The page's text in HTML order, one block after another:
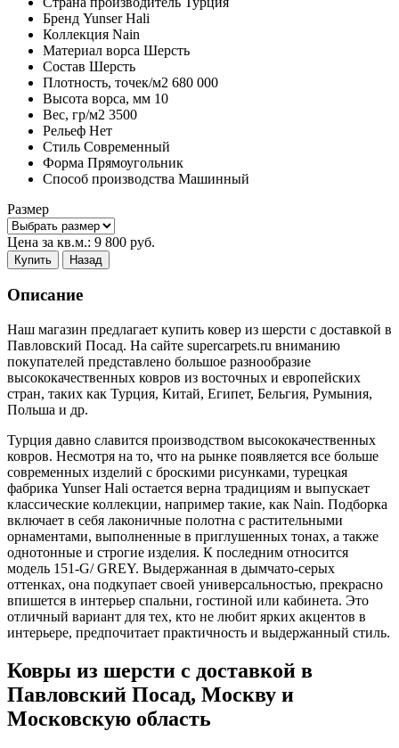
Бренд Yunser Hali
Коллекция Nain
Материал ворса Шерсть
Состав Шерсть
Плотность, точек/м2 680 000
Высота ворса, мм 10
Вес, гр/м2 3500
Рельеф Нет
Стиль Современный
Форма Прямоугольник
Способ производства Машинный
Размер
Цена за кв.м.: 9 800 руб.
Купить Назад
Описание
Наш магазин предлагает купить ковер из шерсти с доставкой в
Павловский Посад. На сайте supercarpets.ru вниманию
покупателей представлено большое разнообразие
высококачественных ковров из восточных и европейских
стран, таких как Турция, Китай, Египет, Бельгия, Румыния,
Польша и др.
Турция давно славится производством высококачественных
ковров. Несмотря на то, что на рынке появляется все больше
современных изделий с броскими рисунками, турецкая
фабрика Yunser Hali остается верна традициям и выпускает
классические коллекции, например такие, как Nain. Подборка
включает в себя лаконичные полотна с растительными
орнаментами, выполненные в приглушенных тонах, а также
однотонные и строгие изделия. К последним относится
модель 151-G/ GREY. Выдержанная в дымчато-серых
оттенках, она подкупает своей универсальностью, прекрасно
впишется в интерьер спальни, гостиной или кабинета. Это
отличный вариант для тех, кто не любит ярких акцентов в
интерьере, предпочитает практичность и выдержанный стиль.
Ковры из шерсти с доставкой в
Павловский Посад, Москву и
Московскую область